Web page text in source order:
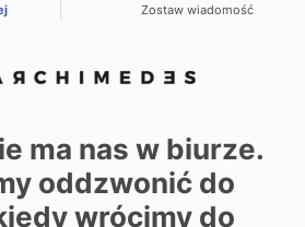
Zostaw wiadomość
ma nas w biurze.
oddzwonić do
wrócimy do